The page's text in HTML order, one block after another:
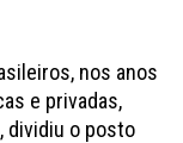
nos anos
e privadas,
dividiu o posto